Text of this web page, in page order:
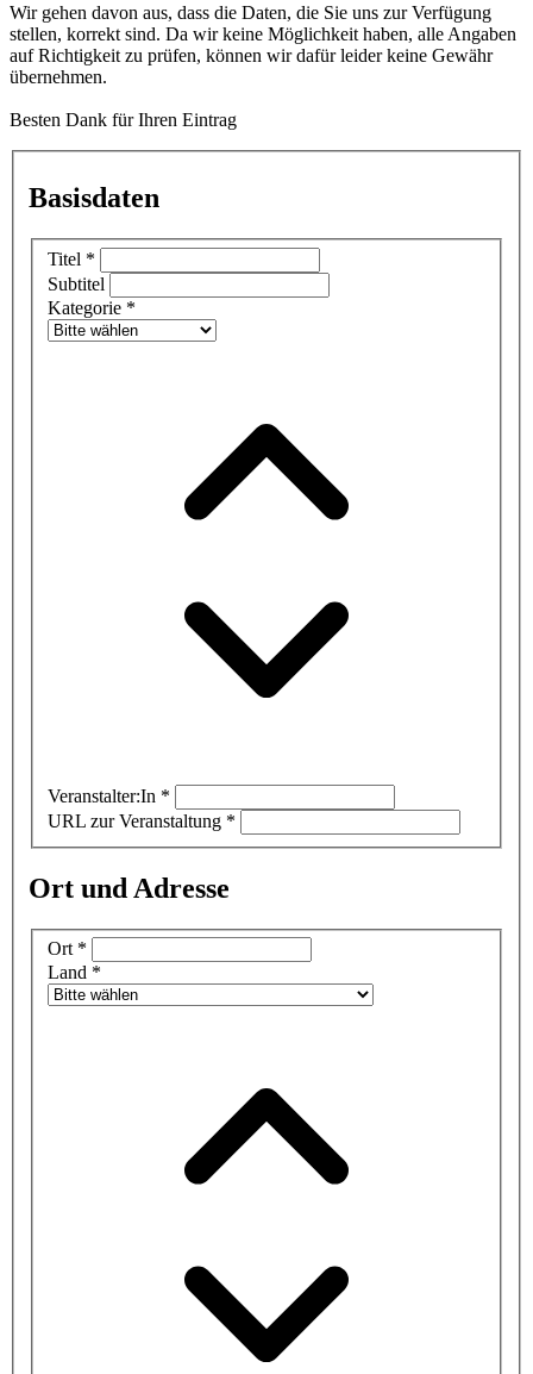
Wir gehen davon aus, dass die Daten, die Sie uns zur Verfügung
stellen, korrekt sind. Da wir keine Möglichkeit haben, alle Angaben
auf Richtigkeit zu prüfen, können wir dafür leider keine Gewähr
übernehmen.
Besten Dank für Ihren Eintrag
Basisdaten
Titel *
Subtitel
Kategorie *
Veranstalter:In *
URL zur Veranstaltung *
Ort und Adresse
Ort *
Land *